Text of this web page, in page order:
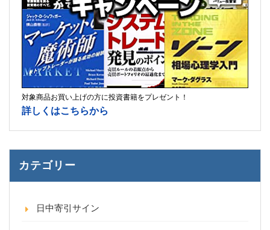
対象商品お買い上げの方に投資書籍をプレゼント！
詳しくはこちらから
カテゴリー
日中寄引サイン